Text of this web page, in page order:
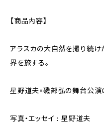
【商品内容】
アラスカの大自然を撮り続
界を旅する。
星野道夫×磯部弘の舞台公
写真・エッセイ : 星野道夫